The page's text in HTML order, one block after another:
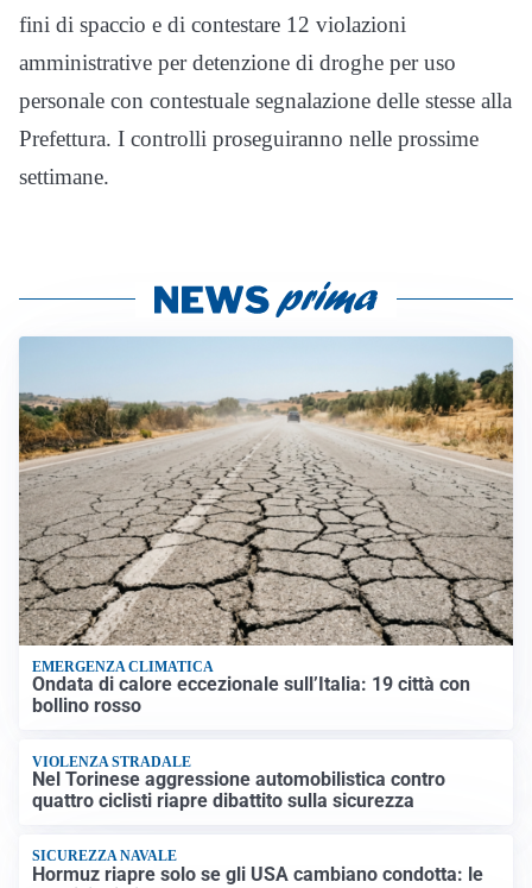
fini di spaccio e di contestare 12 violazioni
amministrative per detenzione di droghe per uso
personale con contestuale segnalazione delle stesse alla
Prefettura. I controlli proseguiranno nelle prossime
settimane.
EMERGENZA CLIMATICA
Ondata di calore eccezionale sull’Italia: 19 città con
bollino rosso
VIOLENZA STRADALE
Nel Torinese aggressione automobilistica contro
quattro ciclisti riapre dibattito sulla sicurezza
SICUREZZA NAVALE
Hormuz riapre solo se gli USA cambiano condotta: le